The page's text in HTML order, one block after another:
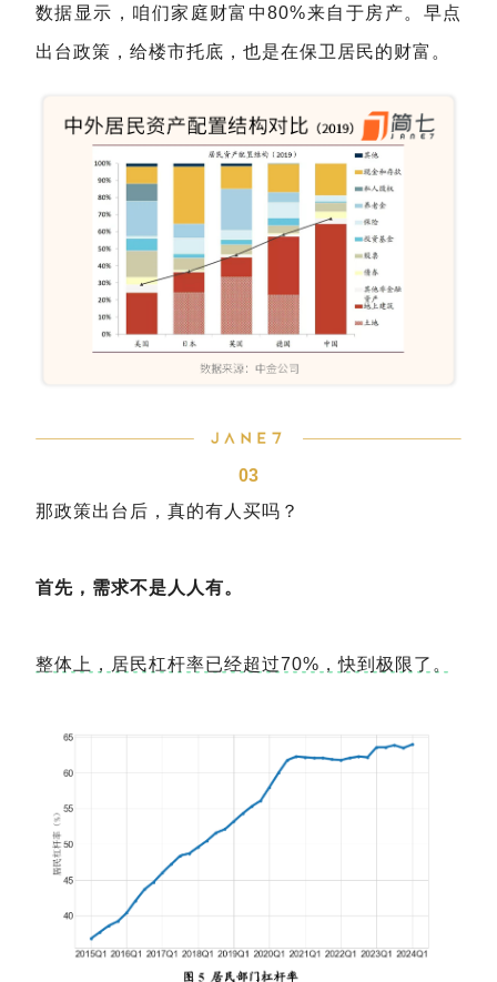
数据显示，咱们家庭财富中80%来自于房产。 早点
出台政策，给楼市托底，也是在保卫居民的财富。
03
那政策出台后，真的有人买吗？
首先，需求不是人人有。
整体上，居民杠杆率已经超过70%，快到极限了。